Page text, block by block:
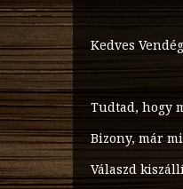
Kedves
Tudtad, hogy
Bizony, már
Válaszd